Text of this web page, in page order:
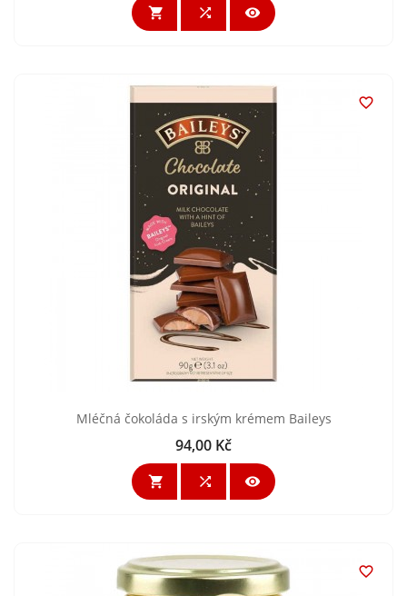
  

Mléčná čokoláda s irským krémem Baileys
Cena
94,00 Kč
  
